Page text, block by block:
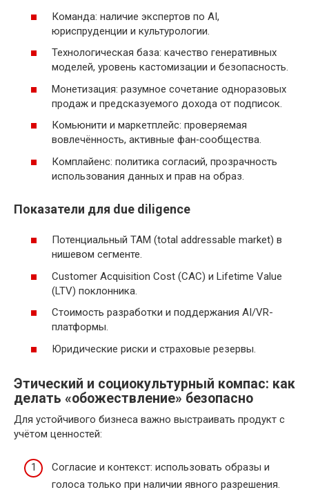
Команда: наличие экспертов по AI,
юриспруденции и культурологии.
Технологическая база: качество генеративных
моделей, уровень кастомизации и безопасность.
Монетизация: разумное сочетание одноразовых
продаж и предсказуемого дохода от подписок.
Комьюнити и маркетплейс: проверяемая
вовлечённость, активные фан‑сообщества.
Комплайенс: политика согласий, прозрачность
использования данных и прав на образ.
Показатели для due diligence
Потенциальный TAM (total addressable market) в
нишевом сегменте.
Customer Acquisition Cost (CAC) и Lifetime Value
(LTV) поклонника.
Стоимость разработки и поддержания AI/VR-
платформы.
Юридические риски и страховые резервы.
Этический и социокультурный компас: как
делать «обожествление» безопасно
Для устойчивого бизнеса важно выстраивать продукт с
учётом ценностей:
Согласие и контекст: использовать образы и
голоса только при наличии явного разрешения.